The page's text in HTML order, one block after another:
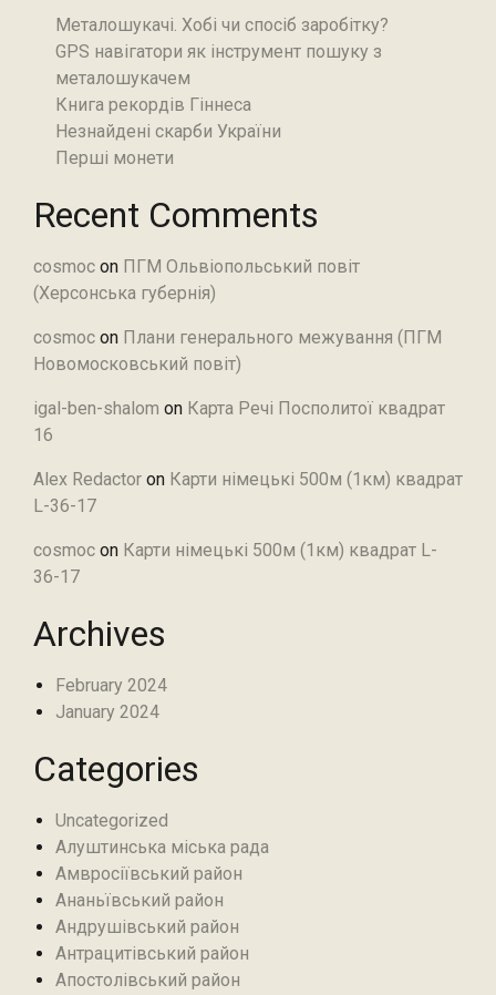
Металошукачі. Хобі чи спосіб заробітку?
GPS навігатори як інструмент пошуку з
металошукачем
Книга рекордів Гіннеса
Незнайдені скарби України
Перші монети
Recent Comments
cosmoc on ПГМ Ольвіопольський повіт
(Херсонська губернія)
cosmoc on Плани генерального межування (ПГМ
Новомосковський повіт)
igal-ben-shalom on Карта Речі Посполитої квадрат
16
Alex Redactor on Карти німецькі 500м (1км) квадрат
L-36-17
cosmoc on Карти німецькі 500м (1км) квадрат L-
36-17
Archives
February 2024
January 2024
Categories
Uncategorized
Алуштинська міська рада
Амвросіївський район
Ананьївський район‎
Андрушівський район‎
Антрацитівський район‎
Апостолівський район